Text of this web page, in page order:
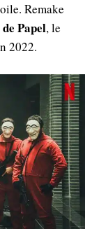
Remake
Papel, le
2022.